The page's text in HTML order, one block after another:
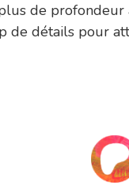
de profondeur
de détails pour